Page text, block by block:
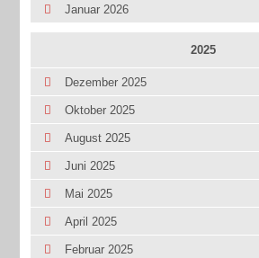
Januar 2026
2025
Dezember 2025
Oktober 2025
August 2025
Juni 2025
Mai 2025
April 2025
Februar 2025